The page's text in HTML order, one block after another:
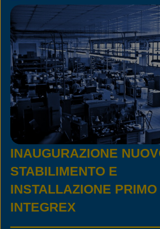
INAUGURAZIONE
STABILIMENTO E
INSTALLAZIONE PRIMO
INTEGREX